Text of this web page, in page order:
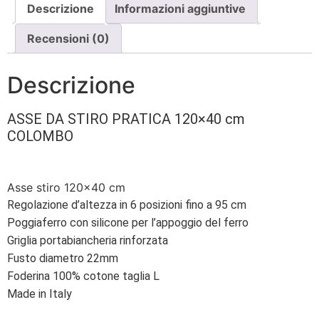
Descrizione Informazioni aggiuntive
Recensioni (0)
Descrizione
ASSE DA STIRO PRATICA 120×40 cm
COLOMBO
Asse stiro 120×40 cm
Regolazione d’altezza in 6 posizioni fino a 95 cm
Poggiaferro con silicone per l’appoggio del ferro
Griglia portabiancheria rinforzata
Fusto diametro 22mm
Foderina 100% cotone taglia L
Made in Italy